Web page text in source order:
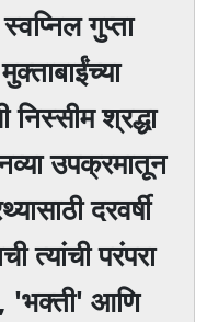
गुप्ता
श्रद्धा
उपक्रमातून
दरवर्षी
त्यांची परंपरा
'भक्ती' आणि